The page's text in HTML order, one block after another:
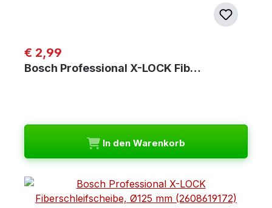
Regulärer Preis:
€ 2,99
Bosch Professional X-LOCK Fib…
In den Warenkorb